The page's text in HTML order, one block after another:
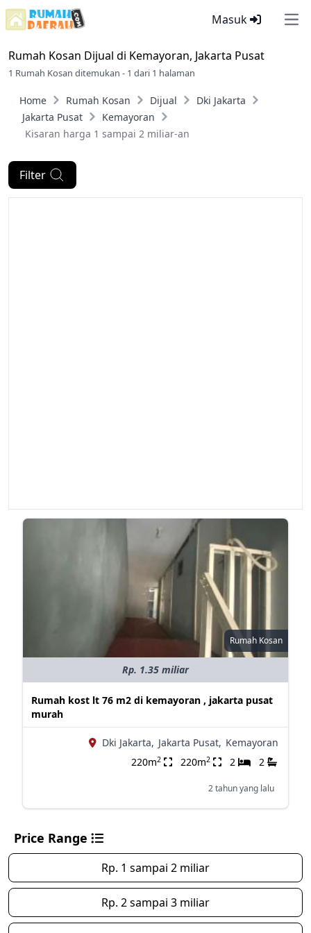
Masuk
Rumah Kosan Dijual di Kemayoran, Jakarta Pusat
1 Rumah Kosan ditemukan - 1 dari 1 halaman
Home Rumah Kosan Dijual
Dki Jakarta
Jakarta Pusat
Kemayoran
Kisaran harga 1 sampai 2 miliar-an
Filter
Rumah Kosan
Rp. 1.35 miliar
Rumah kost lt 76 m2 di kemayoran , jakarta pusat
murah
Dki Jakarta, Jakarta Pusat, Kemayoran
220m2 220m2 2 2
2 tahun yang lalu
Price Range
Rp. 1 sampai 2 miliar
Rp. 2 sampai 3 miliar